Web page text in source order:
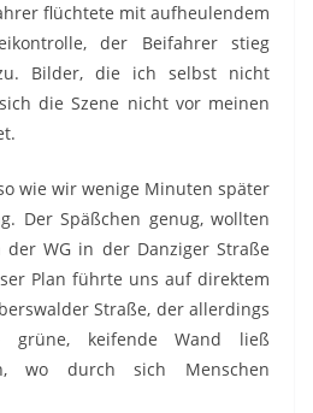
flüchtete mit aufheulendem
der Beifahrer stieg
Bilder, die ich selbst nicht
die Szene nicht vor meinen
wie wir wenige Minuten später
Der Späßchen genug, wollten
WG in der Danziger Straße
Plan führte uns auf direktem
Straße, der allerdings
keifende Wand ließ
wo durch sich Menschen